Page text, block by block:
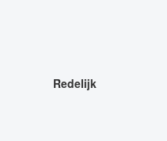
Redelijk